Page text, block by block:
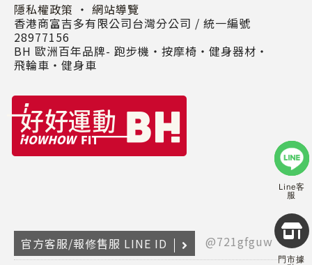
2026
Line客
服
門市據
隱私權政策 ・ 網站導覽
香港商富吉多有限公司台灣分公司 / 統一編號
28977156
BH 歐洲百年品牌- 跑步機‧按摩椅‧健身器材‧
飛輪車‧健身車
官方客服/報修售服 LINE ID @721gfguw